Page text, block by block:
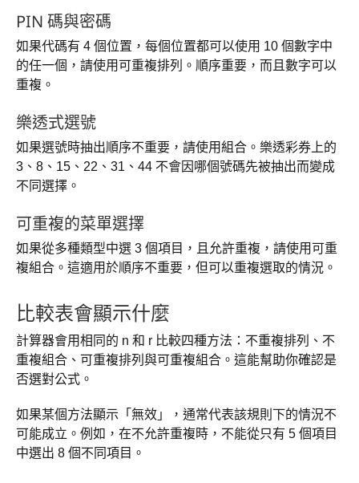
PIN 碼與密碼
如果代碼有 4 個位置，每個位置都可以使用 10 個數字中
的任一個，請使用可重複排列。順序重要，而且數字可以
重複。
樂透式選號
如果選號時抽出順序不重要，請使用組合。樂透彩券上的
3、8、15、22、31、44 不會因哪個號碼先被抽出而變成
不同選擇。
可重複的菜單選擇
如果從多種類型中選 3 個項目，且允許重複，請使用可重
複組合。這適用於順序不重要，但可以重複選取的情況。
比較表會顯示什麼
計算器會用相同的 n 和 r 比較四種方法：不重複排列、不
重複組合、可重複排列與可重複組合。這能幫助你確認是
否選對公式。
如果某個方法顯示「無效」，通常代表該規則下的情況不
可能成立。例如，在不允許重複時，不能從只有 5 個項目
中選出 8 個不同項目。